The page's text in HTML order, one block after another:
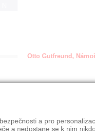
Otto Gutfreund,
a pro
a nedostane se k nim